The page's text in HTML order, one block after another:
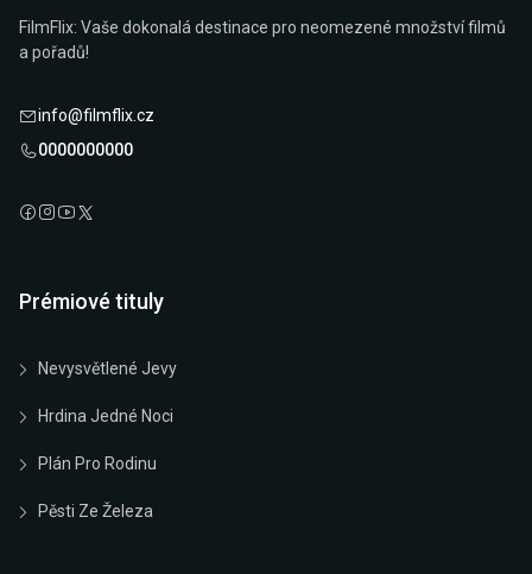
FilmFlix: Vaše dokonalá destinace pro neomezené množství filmů
a pořadů!
info@filmflix.cz
0000000000
Prémiové tituly
Nevysvětlené Jevy
Hrdina Jedné Noci
Plán Pro Rodinu
Pěsti Ze Železa